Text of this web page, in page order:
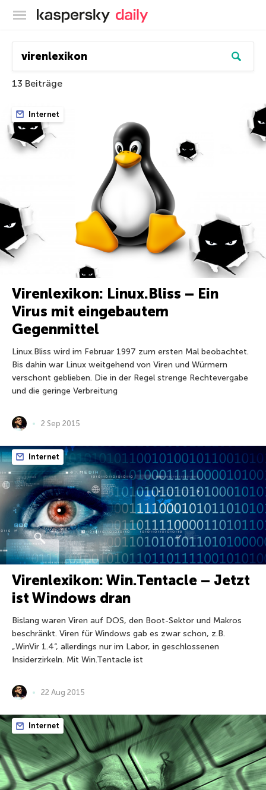
Offizieller Blog von Kaspersky
13 Beiträge
Internet
Virenlexikon: Linux.Bliss – Ein
Virus mit eingebautem
Gegenmittel
Linux.Bliss wird im Februar 1997 zum ersten Mal beobachtet.
Bis dahin war Linux weitgehend von Viren und Würmern
verschont geblieben. Die in der Regel strenge Rechtevergabe
und die geringe Verbreitung
2 Sep 2015
Internet
Virenlexikon: Win.Tentacle – Jetzt
ist Windows dran
Bislang waren Viren auf DOS, den Boot-Sektor und Makros
beschränkt. Viren für Windows gab es zwar schon, z.B.
„WinVir 1.4“, allerdings nur im Labor, in geschlossenen
Insiderzirkeln. Mit Win.Tentacle ist
22 Aug 2015
Internet